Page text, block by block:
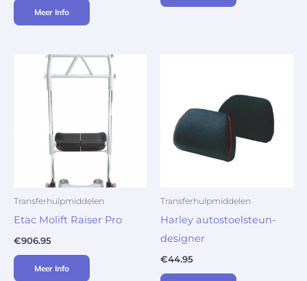
Meer Info
Transferhulpmiddelen
Etac Molift Raiser Pro
€906.95
Meer Info
Transferhulpmiddelen
Harley autostoelsteun-
designer
€44.95